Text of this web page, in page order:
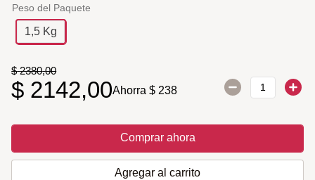
Peso del Paquete
1,5 Kg
$ 2380,00
$ 2142,00Ahorra$ 238
Comprar ahora
Agregar al carrito